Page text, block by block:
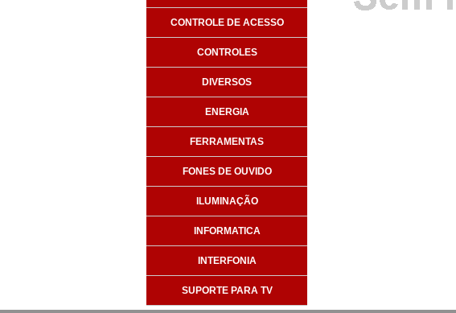
CONTROLE DE ACESSO
CONTROLES
DIVERSOS
ENERGIA
FERRAMENTAS
FONES DE OUVIDO
ILUMINAÇÃO
INFORMATICA
INTERFONIA
SUPORTE PARA TV